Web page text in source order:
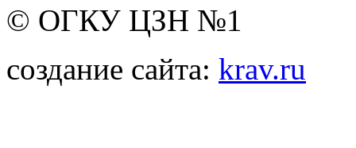
© ОГКУ ЦЗН №1
создание сайта: krav.ru